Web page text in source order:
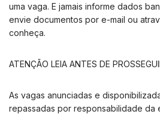
uma vaga. E jamais informe dados
envie documentos por e-mail ou
conheça.
ATENÇÃO LEIA ANTES DE
As vagas anunciadas e
repassadas por responsabilidade da